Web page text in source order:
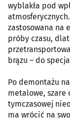
wyblakła pod
zastosowana na
próby czasu,
brązu – do
Po demontażu
metalowe, szare
tymczasowej
ma wrócić na